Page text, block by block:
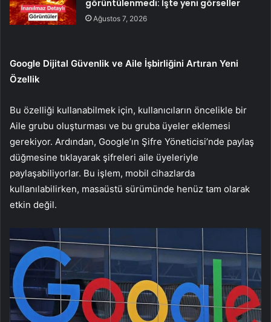
görüntülenmedi: İşte yeni görseller
Ağustos 7, 2026
Google Dijital Güvenlik ve Aile İşbirliğini Artıran Yeni
Özellik
Bu özelliği kullanabilmek için, kullanıcıların öncelikle bir
Aile grubu oluşturması ve bu gruba üyeler eklemesi
gerekiyor. Ardından, Google’ın Şifre Yöneticisi’nde paylaş
düğmesine tıklayarak şifreleri aile üyeleriyle
paylaşabiliyorlar. Bu işlem, mobil cihazlarda
kullanılabilirken, masaüstü sürümünde henüz tam olarak
etkin değil.